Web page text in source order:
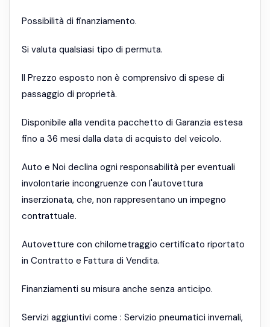
Possibilità di finanziamento.
Si valuta qualsiasi tipo di permuta.
Il Prezzo esposto non è comprensivo di spese di
passaggio di proprietà.
Disponibile alla vendita pacchetto di Garanzia estesa
fino a 36 mesi dalla data di acquisto del veicolo.
Auto e Noi declina ogni responsabilità per eventuali
involontarie incongruenze con l'autovettura
inserzionata, che, non rappresentano un impegno
contrattuale.
Autovetture con chilometraggio certificato riportato
in Contratto e Fattura di Vendita.
Finanziamenti su misura anche senza anticipo.
Servizi aggiuntivi come : Servizio pneumatici invernali,